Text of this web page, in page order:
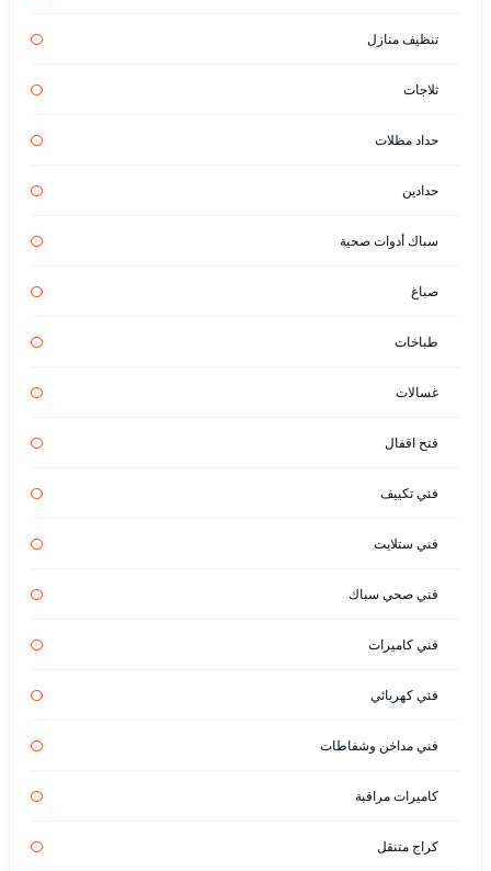
تنظيف منازل
ثلاجات
حداد مظلات
حدادين
سباك أدوات صحية
صباغ
طباخات
غسالات
فتح اقفال
فني تكييف
فني ستلايت
فني صحي سباك
فني كاميرات
فني كهربائي
فني مداخن وشفاطات
كاميرات مراقبة
كراج متنقل